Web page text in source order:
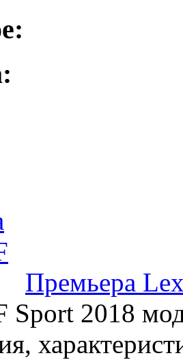
Премьера
Sport 2018